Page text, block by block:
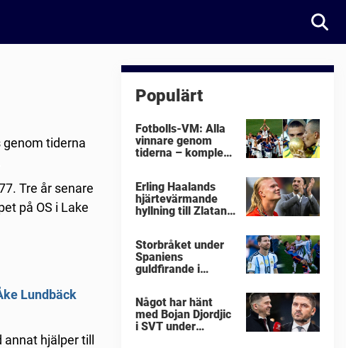
genom tiderna
Tre år senare
på OS i Lake
Lundbäck
hjälper till
Populärt
Fotbolls-VM: Alla
vinnare genom
tiderna – komplett
Erling Haalands
hjärtevärmande
hyllning till Zlatan
Storbråket under
Spaniens
guldfirande i
Något har hänt
med Bojan Djordjic
i SVT under